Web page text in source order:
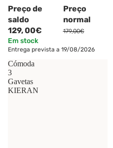
Preço de
saldo
129,00€
Preço
normal
179,00€
Em stock
Entrega prevista a 19/08/2026
Cómoda
3
Gavetas
KIERAN